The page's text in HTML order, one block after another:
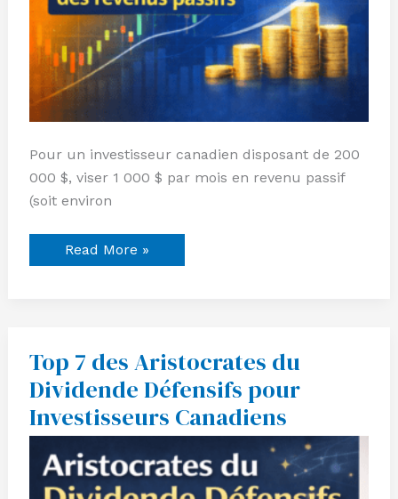
Pour un investisseur canadien disposant de 200
000 $, viser 1 000 $ par mois en revenu passif
(soit environ
Read More »
Top 7 des Aristocrates du
Dividende Défensifs pour
Investisseurs Canadiens
Top
7
des
Aristocrates
du
Dividende
Défensifs
pour
Investisseurs
Canadiens